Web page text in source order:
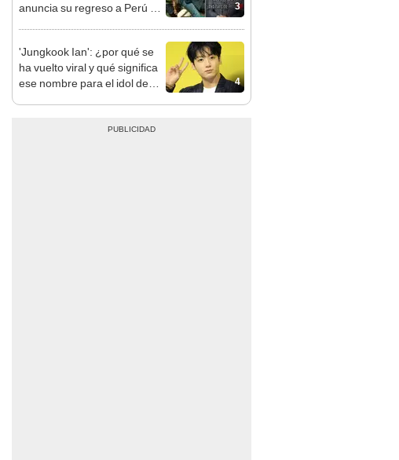
3
anuncia su regreso a Perú en
4
'Jungkook Ian': ¿por qué se
ha vuelto viral y qué significa
ese nombre para el idol de